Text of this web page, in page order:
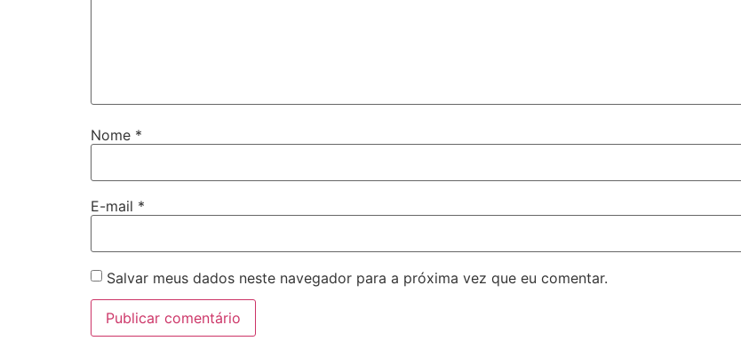
Nome *
E-mail *
Salvar meus dados neste navegador para a próxima vez que eu comentar.